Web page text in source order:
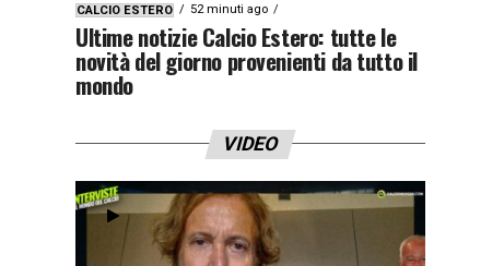
CALCIO ESTERO 52 minuti ago
Ultime notizie Calcio Estero: tutte le
novità del giorno provenienti da tutto il
mondo
VIDEO